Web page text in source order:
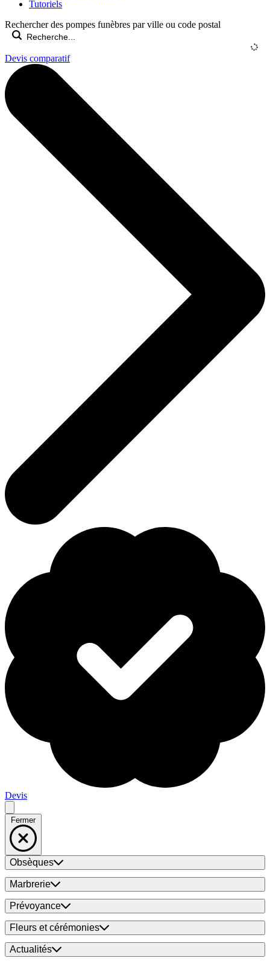
Tutoriels
Rechercher des pompes funèbres par ville ou code postal
Devis comparatif
Devis
Fermer
Obsèques
Marbrerie
Prévoyance
Fleurs et cérémonies
Actualités